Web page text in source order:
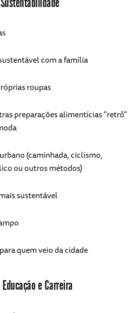
com a família
roupas
preparações alimentícias "retrô"
(caminhada, ciclismo,
ou outros métodos)
sustentável
quem veio da cidade
e Carreira